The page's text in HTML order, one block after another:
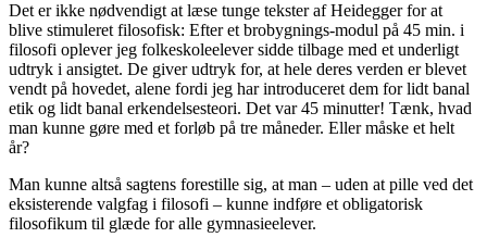
Det er ikke nødvendigt at læse tunge tekster af Heidegger for at
blive stimuleret filosofisk: Efter et brobygnings-modul på 45 min. i
filosofi oplever jeg folkeskoleelever sidde tilbage med et underligt
udtryk i ansigtet. De giver udtryk for, at hele deres verden er blevet
vendt på hovedet, alene fordi jeg har introduceret dem for lidt banal
etik og lidt banal erkendelsesteori. Det var 45 minutter! Tænk, hvad
man kunne gøre med et forløb på tre måneder. Eller måske et helt
år?
Man kunne altså sagtens forestille sig, at man – uden at pille ved det
eksisterende valgfag i filosofi – kunne indføre et obligatorisk
filosofikum til glæde for alle gymnasieelever.